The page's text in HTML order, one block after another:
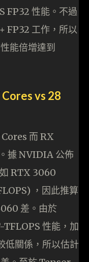
FP32 性能。不過
FP32 工作，所以
能倍增達到
vs 28
而 RX
據 NVIDIA 公佈
RTX 3060
，因此推算
差。由於
性能，加
低關係，所以估計